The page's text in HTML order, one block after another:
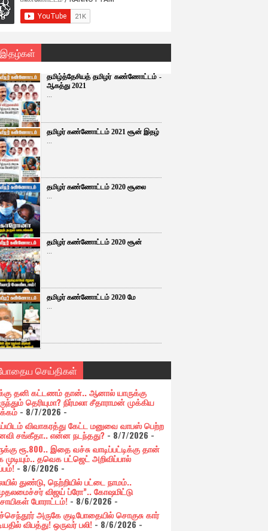
இதழ்கள்
தமிழ்த்தேசியத் தமிழர் கண்ணோட்டம் -
ஆகத்து 2021
...
தமிழர் கண்ணோட்டம் 2021 சூன் இதழ்
...
தமிழர் கண்ணோட்டம் 2020 சூலை
...
தமிழர் கண்ணோட்டம் 2020 சூன்
...
தமிழர் கண்ணோட்டம் 2020 மே
...
செய்திகள்
தனி கட்டணம் தான்.. ஆனால் யாருக்கு
தெரியுமா? நிர்மலா சீதாராமன் முக்கிய
- 8/7/2026 -
விவாகரத்து கேட்ட மனுவை வாபஸ் பெற்ற
சங்கீதா.. என்ன நடந்தது? - 8/7/2026 -
ரூ.800.. இதை வச்சு வாடிப்பட்டிக்கு தான்
தவெக பட்ஜெட் அறிவிப்பால்
- 8/6/2026 -
துண்டு, நெற்றியில் பட்டை நாமம்..
விஜய் ப்ரோ”.. கோஷமிட்டு
போராட்டம்! - 8/6/2026-
அருகே குடிபோதையில் சொகுசு கார்
விபத்து! ஒருவர் பலி! - 8/6/2026-